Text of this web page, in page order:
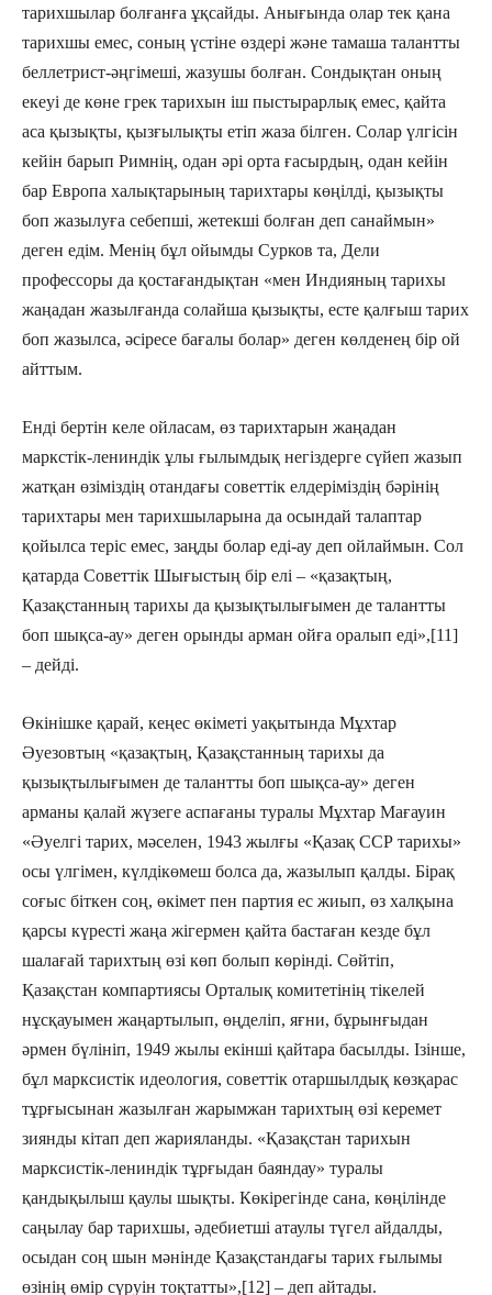
тарихшылар болғанға ұқсайды. Анығында олар тек қана
тарихшы емес, соның үстіне өздері және тамаша талантты
беллетрист-әңгімеші, жазушы болған. Сондықтан оның
екеуі де көне грек тарихын іш пыстырарлық емес, қайта
аса қызықты, қызғылықты етіп жаза білген. Солар үлгісін
кейін барып Римнің, одан әрі орта ғасырдың, одан кейін
бар Европа халықтарының тарихтары көңілді, қызықты
боп жазылуға себепші, жетекші болған деп санаймын»
деген едім. Менің бұл ойымды Сурков та, Дели
профессоры да қостағандықтан «мен Индияның тарихы
жаңадан жазылғанда солайша қызықты, есте қалғыш тарих
боп жазылса, әсіресе бағалы болар» деген көлденең бір ой
айттым.
Енді бертін келе ойласам, өз тарихтарын жаңадан
маркстік-лениндік ұлы ғылымдық негіздерге сүйеп жазып
жатқан өзіміздің отандағы советтік елдеріміздің бәрінің
тарихтары мен тарихшыларына да осындай талаптар
қойылса теріс емес, заңды болар еді-ау деп ойлаймын. Сол
қатарда Советтік Шығыстың бір елі – «қазақтың,
Қазақстанның тарихы да қызықтылығымен де талантты
боп шықса-ау» деген орынды арман ойға оралып еді»,[11]
– дейді.
Өкінішке қарай, кеңес өкіметі уақытында Мұхтар
Әуезовтың «қазақтың, Қазақстанның тарихы да
қызықтылығымен де талантты боп шықса-ау» деген
арманы қалай жүзеге аспағаны туралы Мұхтар Мағауин
«Әуелгі тарих, мәселен, 1943 жылғы «Қазақ ССР тарихы»
осы үлгімен, күлдікөмеш болса да, жазылып қалды. Бірақ
соғыс біткен соң, өкімет пен партия ес жиып, өз халқына
қарсы күресті жаңа жігермен қайта бастаған кезде бұл
шалағай тарихтың өзі көп болып көрінді. Сөйтіп,
Қазақстан компартиясы Орталық комитетінің тікелей
нұсқауымен жаңартылып, өңделіп, яғни, бұрынғыдан
әрмен бүлініп, 1949 жылы екінші қайтара басылды. Ізінше,
бұл марксистік идеология, советтік отаршылдық көзқарас
тұрғысынан жазылған жарымжан тарихтың өзі керемет
зиянды кітап деп жарияланды. «Қазақстан тарихын
марксистік-лениндік тұрғыдан баяндау» туралы
қандықылыш қаулы шықты. Көкірегінде сана, көңілінде
саңылау бар тарихшы, әдебиетші атаулы түгел айдалды,
осыдан соң шын мәнінде Қазақстандағы тарих ғылымы
өзінің өмір сүруін тоқтатты»,[12] – деп айтады.